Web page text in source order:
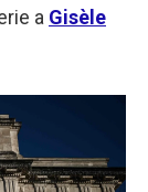
a Gisèle